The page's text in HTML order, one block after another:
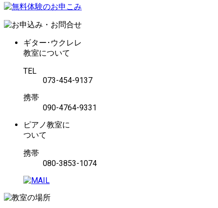
ギター･ウクレレ
教室について
TEL
073-454-9137
携帯
090-4764-9331
ピアノ教室に
ついて
携帯
080-3853-1074